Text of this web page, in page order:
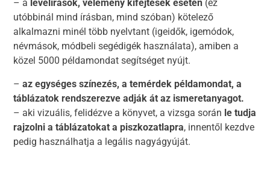
– a levélírások, vélemény kifejtések esetén (ez
utóbbinál mind írásban, mind szóban) kötelező
alkalmazni minél több nyelvtant (igeidők, igemódok,
névmások, módbeli segédigék használata), amiben a
közel 5000 példamondat segítséget nyújt.
– az egységes színezés, a temérdek példamondat, a
táblázatok rendszerezve adják át az ismeretanyagot.
– aki vizuális, felidézve a könyvet, a vizsga során le tudja
rajzolni a táblázatokat a piszkozatlapra, innentől kezdve
pedig használhatja a legális nagyágyúját.